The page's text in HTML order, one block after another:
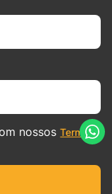
nossosTermos